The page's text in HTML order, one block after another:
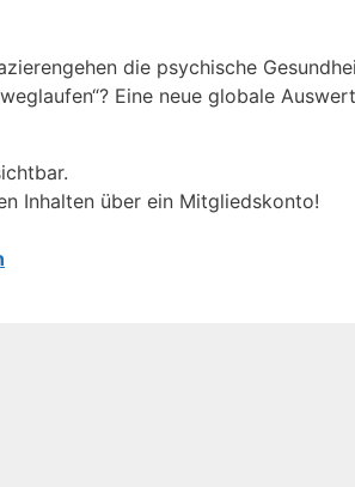
die psychische
Eine neue globale
Inhalten über ein Mitgliedskonto!